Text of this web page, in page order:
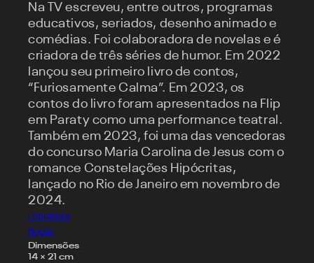
Na TV escreveu, entre outros, programas
educativos, seriados, desenho animado e
comédias. Foi colaboradora de novelas e é
criadora de três séries de humor. Em 2022
lançou seu primeiro livro de contos,
“Furiosamente Calma”. Em 2023, os
contos do livro foram apresentados na Flip
em Paraty como uma performance teatral.
Também em 2023, foi uma das vencedoras
do concurso Maria Carolina de Jesus com o
romance Constelações Hipócritas,
lançado no Rio de Janeiro em novembro de
2024.
Literatura
ficção
Dimensões
14 × 21 cm